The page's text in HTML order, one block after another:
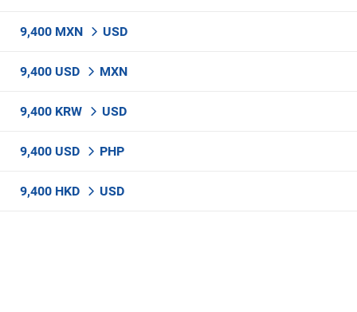
9,400 MXN USD
9,400 USD MXN
9,400 KRW USD
9,400 USD PHP
9,400 HKD USD